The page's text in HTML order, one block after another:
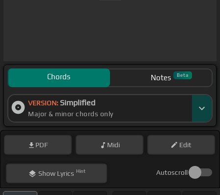
Chords Notes Beta
VERSION: Simplified
Major & minor chords only
PDF Midi Edit
ShowLyrics Hint Autoscroll